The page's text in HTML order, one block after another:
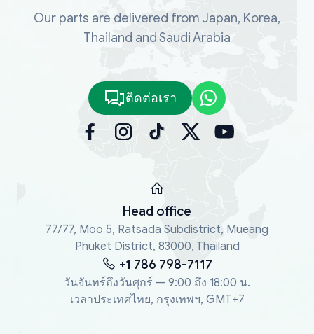
Our parts are delivered from Japan, Korea,
Thailand and Saudi Arabia
ติดต่อเรา
Head office
77/77, Moo 5, Ratsada Subdistrict, Mueang
Phuket District, 83000, Thailand
+1 786 798-7117
วันจันทร์ถึงวันศุกร์ — 9:00 ถึง 18:00 น.
เวลาประเทศไทย, กรุงเทพฯ, GMT+7